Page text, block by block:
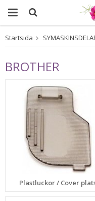
Produkten
Startsida
BROTHER
Plastluckor / Cover